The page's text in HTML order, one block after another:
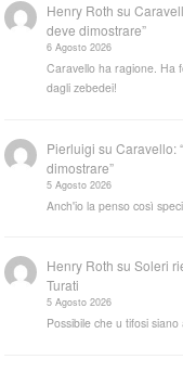
Henry Roth su
deve dimostrare”
6 Agosto 2026
Caravello ha ragione. Ha
dagli zebedei!
Pierluigi suCaravello:
dimostrare”
5 Agosto 2026
Anch'io la penso così
Henry Roth suSoleri
Turati
5 Agosto 2026
Possibile che u tifosi